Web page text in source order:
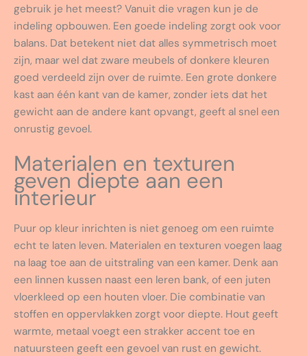
gebruik je het meest? Vanuit die vragen kun je de
indeling opbouwen. Een goede indeling zorgt ook voor
balans. Dat betekent niet dat alles symmetrisch moet
zijn, maar wel dat zware meubels of donkere kleuren
goed verdeeld zijn over de ruimte. Een grote donkere
kast aan één kant van de kamer, zonder iets dat het
gewicht aan de andere kant opvangt, geeft al snel een
onrustig gevoel.
Materialen en texturen
geven diepte aan een
interieur
Puur op kleur inrichten is niet genoeg om een ruimte
echt te laten leven. Materialen en texturen voegen laag
na laag toe aan de uitstraling van een kamer. Denk aan
een linnen kussen naast een leren bank, of een juten
vloerkleed op een houten vloer. Die combinatie van
stoffen en oppervlakken zorgt voor diepte. Hout geeft
warmte, metaal voegt een strakker accent toe en
natuursteen geeft een gevoel van rust en gewicht.